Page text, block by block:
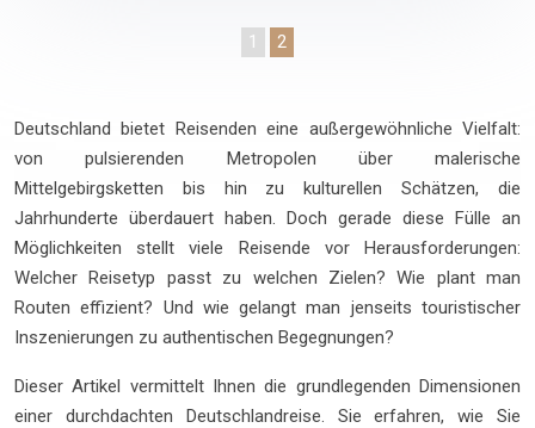
1 2
Deutschland bietet Reisenden eine außergewöhnliche Vielfalt:
von pulsierenden Metropolen über malerische
Mittelgebirgsketten bis hin zu kulturellen Schätzen, die
Jahrhunderte überdauert haben. Doch gerade diese Fülle an
Möglichkeiten stellt viele Reisende vor Herausforderungen:
Welcher Reisetyp passt zu welchen Zielen? Wie plant man
Routen effizient? Und wie gelangt man jenseits touristischer
Inszenierungen zu authentischen Begegnungen?
Dieser Artikel vermittelt Ihnen die grundlegenden Dimensionen
einer durchdachten Deutschlandreise. Sie erfahren, wie Sie